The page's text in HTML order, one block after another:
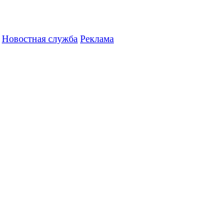
Новостная служба Реклама